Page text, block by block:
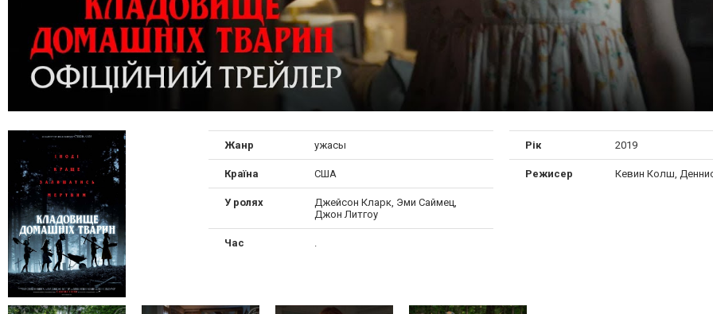
Жанр ужасы
Країна США
У ролях
Джейсон Кларк, Эми Саймец,
Джон Литгоу
Рік 2019
Режисер Кевин Колш,
Час